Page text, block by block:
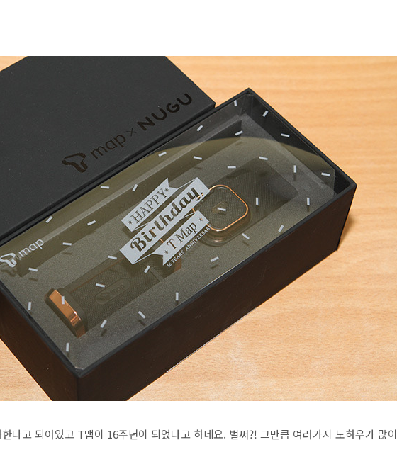
다고 되어있고 T맵이 16주년이 되었다고 하네요. 벌써?! 그만큼 여러가지 노하우가 많이